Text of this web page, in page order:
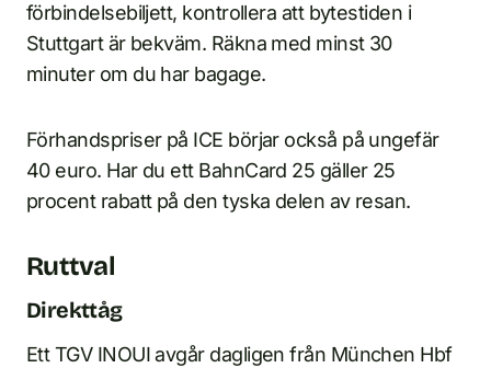
förbindelsebiljett, kontrollera att bytestiden i
Stuttgart är bekväm. Räkna med minst 30
minuter om du har bagage.
Förhandspriser på ICE börjar också på ungefär
40 euro. Har du ett BahnCard 25 gäller 25
procent rabatt på den tyska delen av resan.
Ruttval
Direkttåg
Ett TGV INOUI avgår dagligen från München Hbf